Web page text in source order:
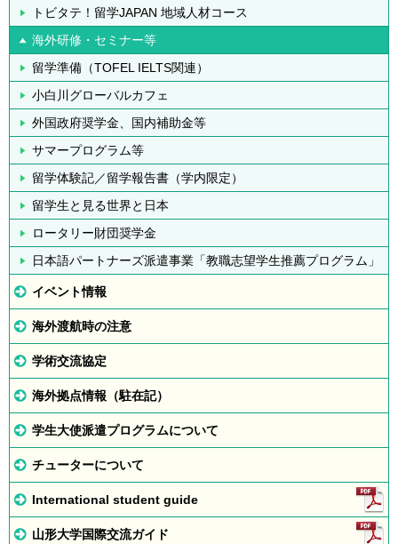
トビタテ！留学JAPAN 地域人材コース
海外研修・セミナー等
留学準備（TOFEL IELTS関連）
小白川グローバルカフェ
外国政府奨学金、国内補助金等
サマープログラム等
留学体験記／留学報告書（学内限定）
留学生と見る世界と日本
ロータリー財団奨学金
日本語パートナーズ派遣事業「教職志望学生推薦プログラム」
イベント情報
海外渡航時の注意
学術交流協定
海外拠点情報（駐在記）
学生大使派遣プログラムについて
チューターについて
International student guide
山形大学国際交流ガイド